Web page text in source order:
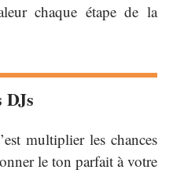
chaque étape de la
DJs
multiplier les chances
le ton parfait à votre